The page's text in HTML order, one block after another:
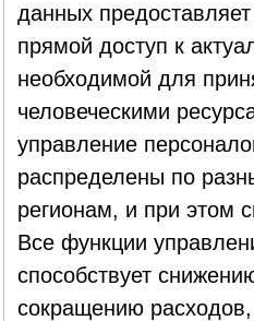
данных
прямой доступ к
необходимой для
человеческими
управление
распределены по
регионам, и при этом
Все функции
способствует
сокращению